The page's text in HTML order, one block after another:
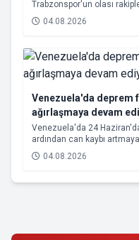
Trabzonspor'un olası
yoluna devam eden
kalabilmek için kritik
04.08.2026
Venezuela'da deprem
ağırlaşmaya devam
Venezuela'da 24
ardından can kaybı
04.08.2026